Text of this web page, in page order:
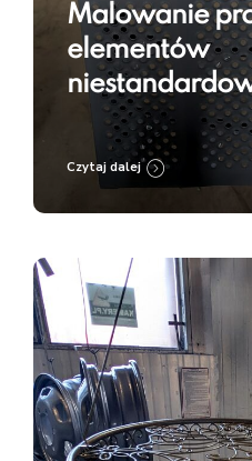
Malowanie
elementów
Czytaj dalej